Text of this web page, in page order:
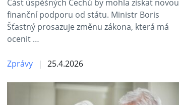
Část úspěšných Čechů by mohla získat novou
finanční podporu od státu. Ministr Boris
Šťastný prosazuje změnu zákona, která má
ocenit …
Zprávy 25.4.2026